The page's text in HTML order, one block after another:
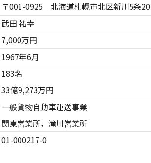
〒001-0925 北海道札幌市北区新川5条
武田 祐幸
7,000万円
1967年6月
183名
33億9,273万円
一般貨物自動車運送事業
関東営業所，滝川営業所
01-000217-0